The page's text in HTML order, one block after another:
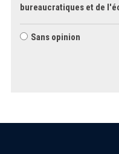
bureaucratiques et de
Sans opinion